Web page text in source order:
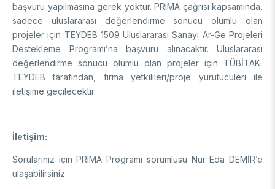
başvuru yapılmasına gerek yoktur. PRIMA çağrısı kapsamında,
sadece uluslararası değerlendirme sonucu olumlu olan
projeler için TEYDEB 1509 Uluslararası Sanayi Ar-Ge Projeleri
Destekleme Programı’na başvuru alınacaktır. Uluslararası
değerlendirme sonucu olumlu olan projeler için TÜBİTAK-
TEYDEB tarafından, firma yetkilileri/proje yürütücüleri ile
iletişime geçilecektir.
İletişim:
Sorularınız için PRIMA Programı sorumlusu Nur Eda DEMİR’e
ulaşabilirsiniz.